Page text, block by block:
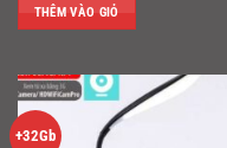
THÊM VÀO GIỎ
+32Gb